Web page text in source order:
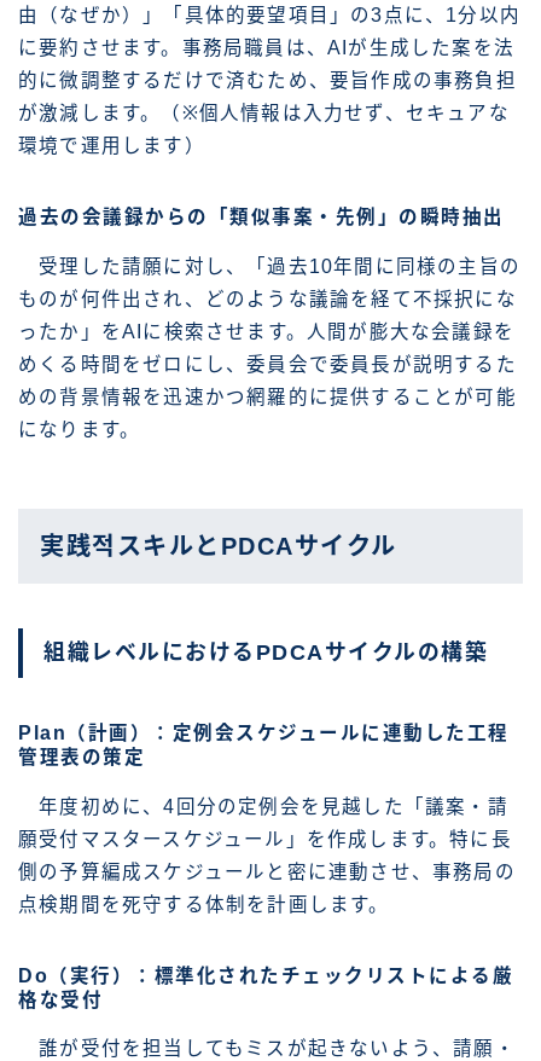
由（なぜか）」「具体的要望項目」の3点に、1分以内
に要約させます。事務局職員は、AIが生成した案を法
的に微調整するだけで済むため、要旨作成の事務負担
が激減します。（※個人情報は入力せず、セキュアな
環境で運用します）
過去の会議録からの「類似事案・先例」の瞬時抽出
受理した請願に対し、「過去10年間に同様の主旨の
ものが何件出され、どのような議論を経て不採択にな
ったか」をAIに検索させます。人間が膨大な会議録を
めくる時間をゼロにし、委員会で委員長が説明するた
めの背景情報を迅速かつ網羅的に提供することが可能
になります。
実践적スキルとPDCAサイクル
組織レベルにおけるPDCAサイクルの構築
Plan（計画）：定例会スケジュールに連動した工程
管理表の策定
年度初めに、4回分の定例会を見越した「議案・請
願受付マスタースケジュール」を作成します。特に長
側の予算編成スケジュールと密に連動させ、事務局の
点検期間を死守する体制を計画します。
Do（実行）：標準化されたチェックリストによる厳
格な受付
誰が受付を担当してもミスが起きないよう、請願・